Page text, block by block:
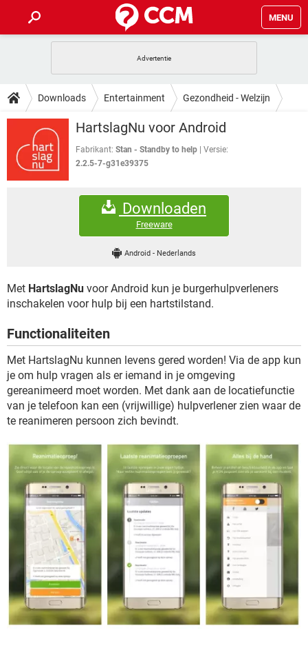
MENU
INSTAGRAM WINDOWS 10
NETFLIX CORONAVIRUS
GRATIS SNAPCHAT
TIKTOK
HOW-TO
VIDEOBELLEN GAMES
INSTAGRAM
NETFLIX
VIDEOBELLEN GAMES
INSTAGRAM
CORONAVIRUS
SNAPCHAT
FORUM
WINDOWS 10
CORONAVIRUS
SNAPCHAT
GAMES
GRATIS SNAPCHAT
Downloads Entertainment Gezondheid - Welzijn
HartslagNu voor Android
Fabrikant: Stan - Standby to help
Versie:
2.2.5-7-g31e39375
Downloaden
Freeware
Android - Nederlands
Met HartslagNu voor Android kun je burgerhulpverleners
inschakelen voor hulp bij een hartstilstand.
Functionaliteiten
Met HartslagNu kunnen levens gered worden! Via de app kun
je om hulp vragen als er iemand in je omgeving
gereanimeerd moet worden. Met dank aan de locatiefunctie
van je telefoon kan een (vrijwillige) hulpverlener zien waar de
te reanimeren persoon zich bevindt.